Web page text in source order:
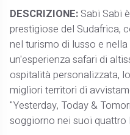
DESCRIZIONE: Sabi Sabi
prestigiose del Sudafrica,
nel turismo di lusso e
un'esperienza safari di
ospitalità personalizzata,
migliori territori di
"Yesterday, Today &
soggiorno nei suoi quattro